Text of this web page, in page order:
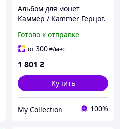
Альбом для монет
Каммер / Kammer Герцог.
Готово к отправке
от300₴/мес
1 801 ₴
Купить
My Collection 100%